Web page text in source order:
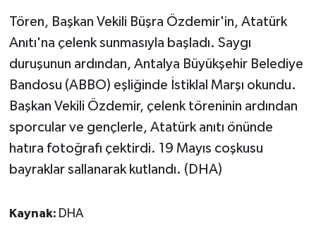
Tören, Başkan Vekili Büşra Özdemir'in, Atatürk
Anıtı'na çelenk sunmasıyla başladı. Saygı
duruşunun ardından, Antalya Büyükşehir Belediye
Bandosu (ABBO) eşliğinde İstiklal Marşı okundu.
Başkan Vekili Özdemir, çelenk töreninin ardından
sporcular ve gençlerle, Atatürk anıtı önünde
hatıra fotoğrafı çektirdi. 19 Mayıs coşkusu
bayraklar sallanarak kutlandı. (DHA)
Kaynak: DHA